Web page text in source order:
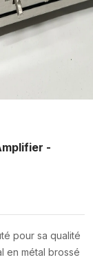
-
pour sa qualité
en métal brossé